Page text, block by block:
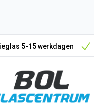
5-15 werkdagen